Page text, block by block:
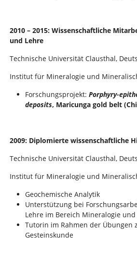
2010 – 2015: Wissenschaftliche
und Lehre
Technische Universität Clausthal,
Institut für Mineralogie und
Forschungsprojekt: Porphyry-
deposits, Maricunga gold belt
2009: Diplomierte wissenschaftliche
Technische Universität Clausthal,
Institut für Mineralogie und
Geochemische Analytik
Unterstützung bei
Lehre im Bereich Mineralogie
Tutorin im Rahmen der Übungen
Gesteinskunde